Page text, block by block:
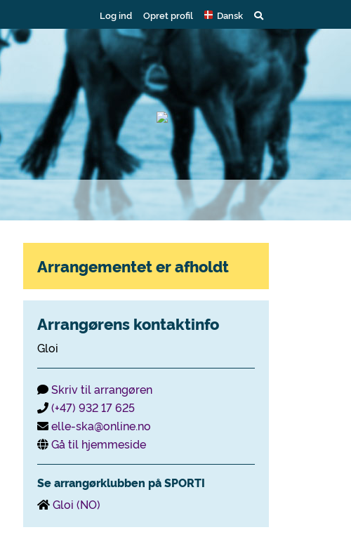
Log ind Opret profil Dansk
Arrangementet er afholdt
Arrangørens kontaktinfo
Gloi
Skriv til arrangøren
(+47) 932 17 625
elle-ska@online.no
Gå til hjemmeside
Se arrangørklubben på SPORTI
Gloi (NO)